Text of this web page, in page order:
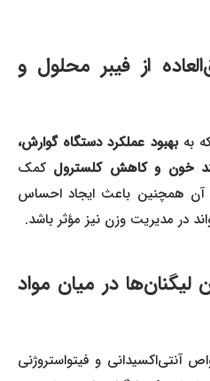
از فیبر محلول و
بهبود عملکرد دستگاه گوارش،
خون و کاهش کلسترولکمک
همچنین باعث ایجاد احساس
مدیریت وزن نیز مؤثر باشد.
لیگنان‌ها در میان مواد
آنتی‌اکسیدانی و فیتواستروژنی